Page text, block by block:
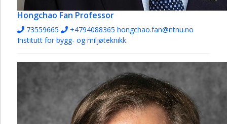
Hongchao Fan Professor
73559665 +4794088365 hongchao.fan@ntnu.no
Institutt for bygg- og miljøteknikk